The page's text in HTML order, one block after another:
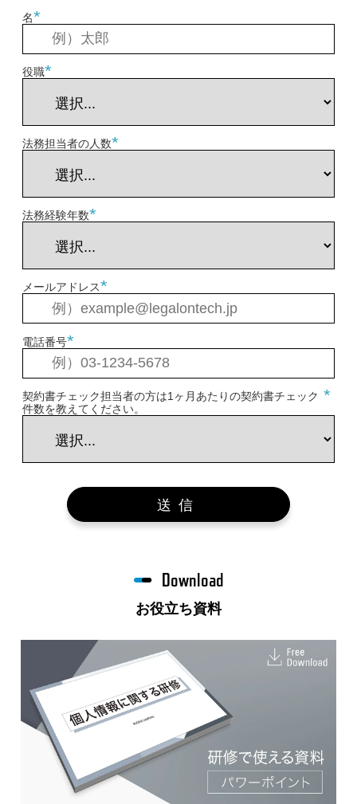
*
名
*
役職
*
法務担当者の人数
*
法務経験年数
*
メールアドレス
*
電話番号
*
契約書チェック担当者の方は1ヶ月あたりの契約書チェック
件数を教えてください。
送信
お役立ち資料
Download